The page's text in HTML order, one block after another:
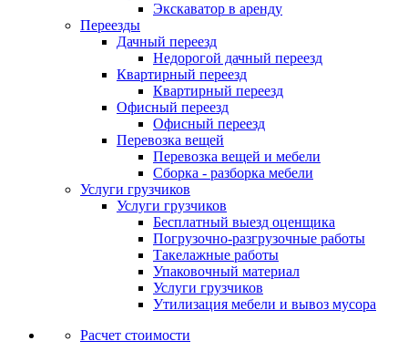
Экскаватор в аренду
Переезды
Дачный переезд
Недорогой дачный переезд
Квартирный переезд
Квартирный переезд
Офисный переезд
Офисный переезд
Перевозка вещей
Перевозка вещей и мебели
Сборка - разборка мебели
Услуги грузчиков
Услуги грузчиков
Бесплатный выезд оценщика
Погрузочно-разгрузочные работы
Такелажные работы
Упаковочный материал
Услуги грузчиков
Утилизация мебели и вывоз мусора
Расчет стоимости